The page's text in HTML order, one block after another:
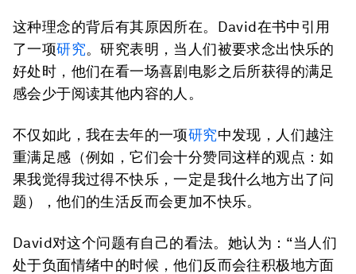
这种理念的背后有其原因所在。David在书中引用
了一项研究。研究表明，当人们被要求念出快乐的
好处时，他们在看一场喜剧电影之后所获得的满足
感会少于阅读其他内容的人。
不仅如此，我在去年的一项研究中发现，人们越注
重满足感（例如，它们会十分赞同这样的观点：如
果我觉得我过得不快乐，一定是我什么地方出了问
题），他们的生活反而会更加不快乐。
David对这个问题有自己的看法。她认为：“当人们
处于负面情绪中的时候，他们反而会往积极地方面